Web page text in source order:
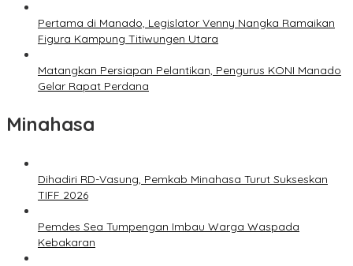
Pertama di Manado, Legislator Venny Nangka Ramaikan
Figura Kampung Titiwungen Utara
Matangkan Persiapan Pelantikan, Pengurus KONI Manado
Gelar Rapat Perdana
Minahasa
Dihadiri RD-Vasung, Pemkab Minahasa Turut Sukseskan
TIFF 2026
Pemdes Sea Tumpengan Imbau Warga Waspada
Kebakaran